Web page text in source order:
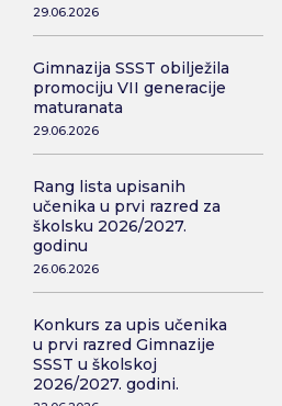
29.06.2026
Gimnazija SSST obilježila
promociju VII generacije
maturanata
29.06.2026
Rang lista upisanih
učenika u prvi razred za
školsku 2026/2027.
godinu
26.06.2026
Konkurs za upis učenika
u prvi razred Gimnazije
SSST u školskoj
2026/2027. godini.